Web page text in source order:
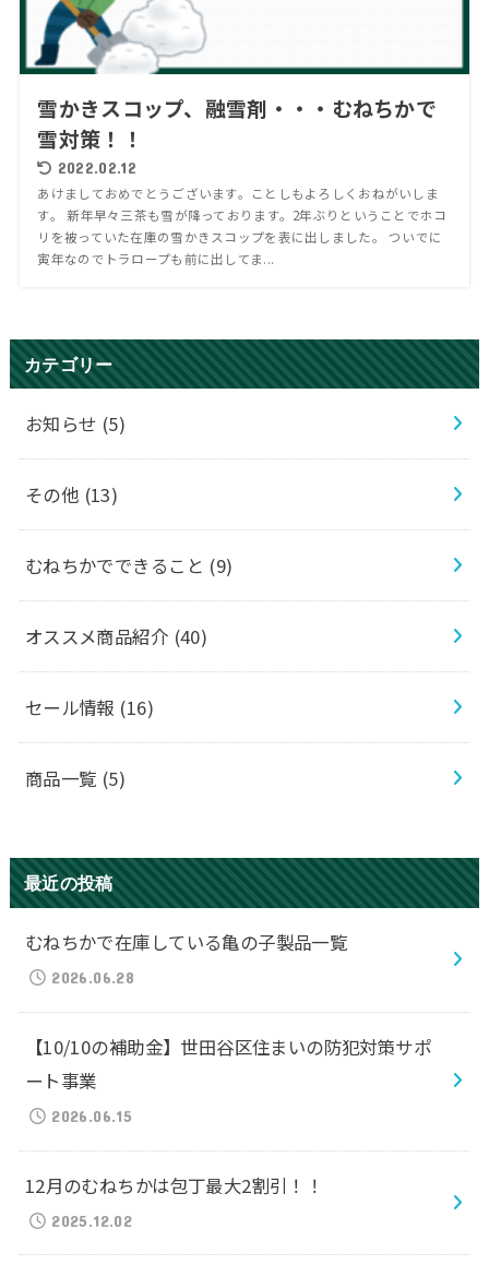
雪かきスコップ、融雪剤・・・むねちかで
雪対策！！
2022.02.12
あけましておめでとうございます。ことしもよろしくおねがいしま
す。 新年早々三茶も雪が降っております。2年ぶりということでホコ
リを被っていた在庫の雪かきスコップを表に出しました。 ついでに
寅年なのでトラロープも前に出してま...
カテゴリー
お知らせ (5)
その他 (13)
むねちかでできること (9)
オススメ商品紹介 (40)
セール情報 (16)
商品一覧 (5)
最近の投稿
むねちかで在庫している亀の子製品一覧
2026.06.28
【10/10の補助金】世田谷区住まいの防犯対策サポ
ート事業
2026.06.15
12月のむねちかは包丁最大2割引！！
2025.12.02